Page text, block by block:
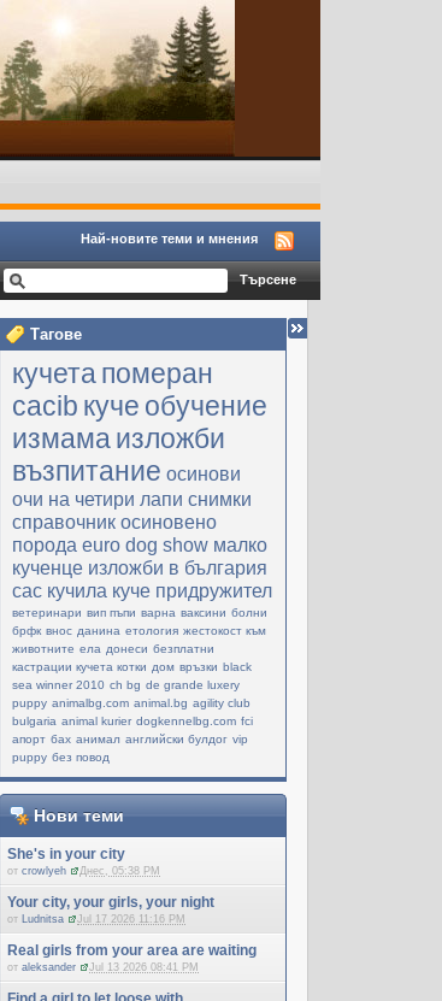
Най-новите теми и мнения
Тагове
кучетапомеран
cacib куче обучение
измамаизложби
възпитание осинови
очи на четири лапи снимки
справочник осиновено
порода еuro dog show малко
кученце изложби в българия
cac кучила куче придружител
ветеринари вип пъпи варна ваксини болни
брфк внос данина етология жестокост към
животните ела донеси безплатни
кастрации кучета котки дом връзки black
sea winner 2010 ch bg de grande luxery
puppy animalbg.com animal.bg agility club
bulgaria animal kurier dogkennelbg.com fci
апорт бах анимал английски булдог vip
puppy без повод
Нови теми
She's in your city
отcrowlyeh Днес, 05:38 PM
Your city, your girls, your night
от Ludnitsa Jul 17 2026 11:16 PM
Real girls from your area are waiting
отaleksander Jul 13 2026 08:41 PM
Find a girl to let loose with